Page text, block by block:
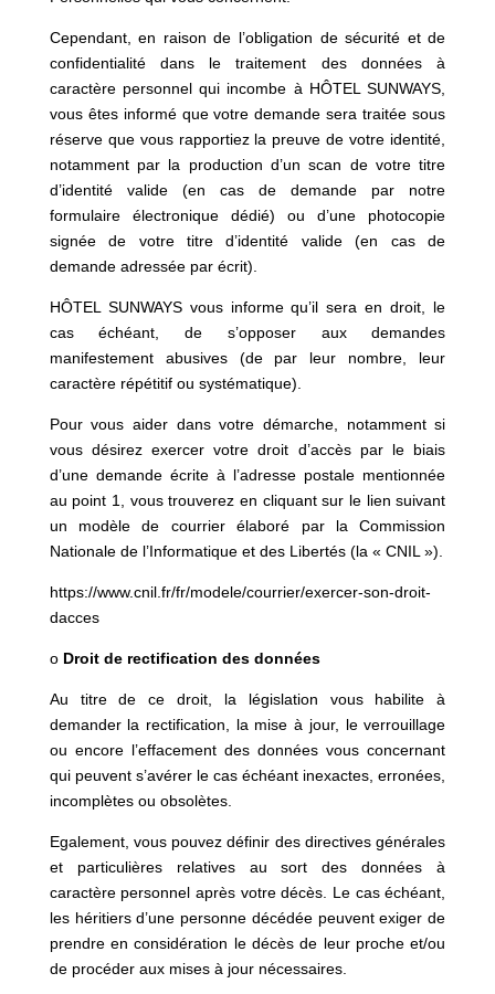
Cependant, en raison de l’obligation de sécurité et de
confidentialité dans le traitement des données à
caractère personnel qui incombe à HÔTEL SUNWAYS,
vous êtes informé que votre demande sera traitée sous
réserve que vous rapportiez la preuve de votre identité,
notamment par la production d’un scan de votre titre
d’identité valide (en cas de demande par notre
formulaire électronique dédié) ou d’une photocopie
signée de votre titre d’identité valide (en cas de
demande adressée par écrit).
HÔTEL SUNWAYS vous informe qu’il sera en droit, le
cas échéant, de s’opposer aux demandes
manifestement abusives (de par leur nombre, leur
caractère répétitif ou systématique).
Pour vous aider dans votre démarche, notamment si
vous désirez exercer votre droit d’accès par le biais
d’une demande écrite à l’adresse postale mentionnée
au point 1, vous trouverez en cliquant sur le lien suivant
un modèle de courrier élaboré par la Commission
Nationale de l’Informatique et des Libertés (la « CNIL »).
https://www.cnil.fr/fr/modele/courrier/exercer-son-droit-
dacces
o Droit de rectification des données
Au titre de ce droit, la législation vous habilite à
demander la rectification, la mise à jour, le verrouillage
ou encore l’effacement des données vous concernant
qui peuvent s’avérer le cas échéant inexactes, erronées,
incomplètes ou obsolètes.
Egalement, vous pouvez définir des directives générales
et particulières relatives au sort des données à
caractère personnel après votre décès. Le cas échéant,
les héritiers d’une personne décédée peuvent exiger de
prendre en considération le décès de leur proche et/ou
de procéder aux mises à jour nécessaires.